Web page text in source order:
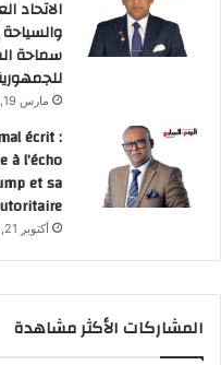
الاتحاد
سماحة
مارس 19, 2026
écrit :
à l’écho
et sa
أكتوبر 21, 2025
المشاركات الأكثر مشاهدة